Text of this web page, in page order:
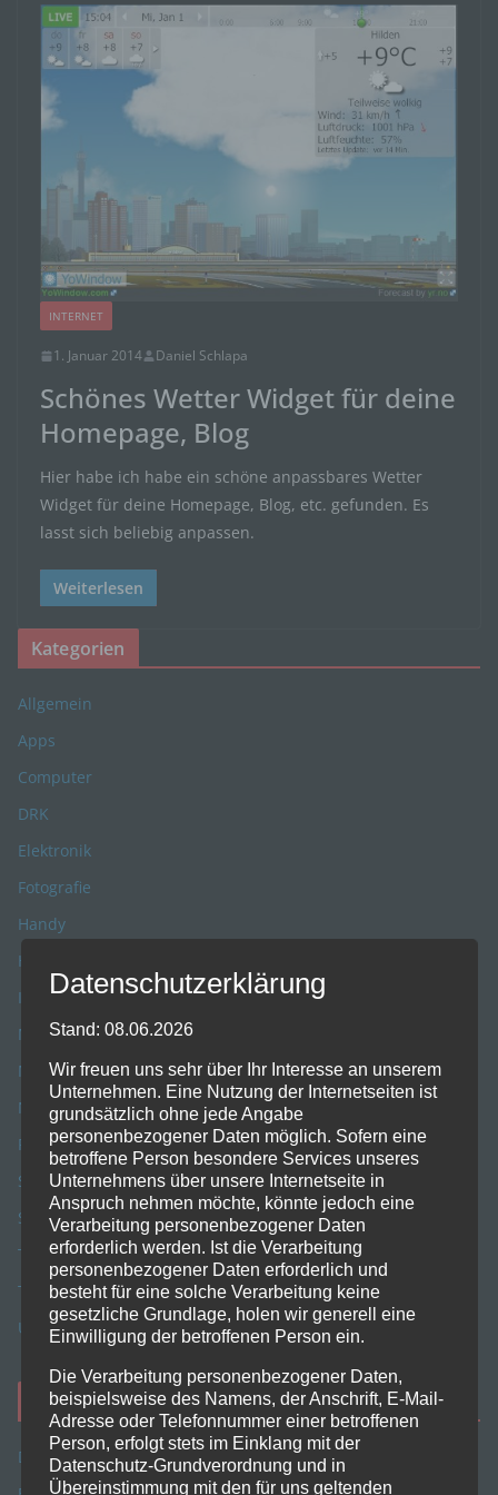
INTERNET
1. Januar 2014 Daniel Schlapa
Schönes Wetter Widget für deine
Homepage, Blog
Hier habe ich habe ein schöne anpassbares Wetter
Widget für deine Homepage, Blog, etc. gefunden. Es
lasst sich beliebig anpassen.
Weiterlesen
Kategorien
Allgemein
Apps
Computer
DRK
Elektronik
Fotografie
Handy
Hobbies
Internet
Meine Software
Musik
News
Programmieren
Software
Spiele
Tests/Review
Tipps
Unterwegs
Mehr von mir
Danke sagen
Datenschutzerklärung
Stand: 08.06.2026
Wir freuen uns sehr über Ihr Interesse an unserem
Unternehmen. Eine Nutzung der Internetseiten ist
grundsätzlich ohne jede Angabe
personenbezogener Daten möglich. Sofern eine
betroffene Person besondere Services unseres
Unternehmens über unsere Internetseite in
Anspruch nehmen möchte, könnte jedoch eine
Verarbeitung personenbezogener Daten
erforderlich werden. Ist die Verarbeitung
personenbezogener Daten erforderlich und
besteht für eine solche Verarbeitung keine
gesetzliche Grundlage, holen wir generell eine
Einwilligung der betroffenen Person ein.
Die Verarbeitung personenbezogener Daten,
beispielsweise des Namens, der Anschrift, E-Mail-
Adresse oder Telefonnummer einer betroffenen
Person, erfolgt stets im Einklang mit der
Datenschutz-Grundverordnung und in
Übereinstimmung mit den für uns geltenden